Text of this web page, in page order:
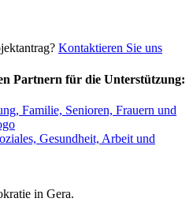
Kontaktieren Sie uns
Partnern für die Unterstützung:
in Gera.